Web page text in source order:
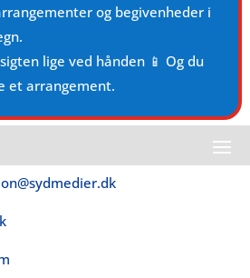
og begivenheder i
lige ved hånden 📱 Og du
et arrangement.